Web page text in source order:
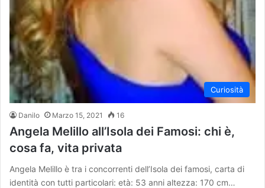
Curiosità
Danilo Marzo 15, 2021 16
Angela Melillo all’Isola dei Famosi: chi è,
cosa fa, vita privata
Angela Melillo è tra i concorrenti dell’Isola dei famosi, carta di
identità con tutti particolari: età: 53 anni altezza: 170 cm…